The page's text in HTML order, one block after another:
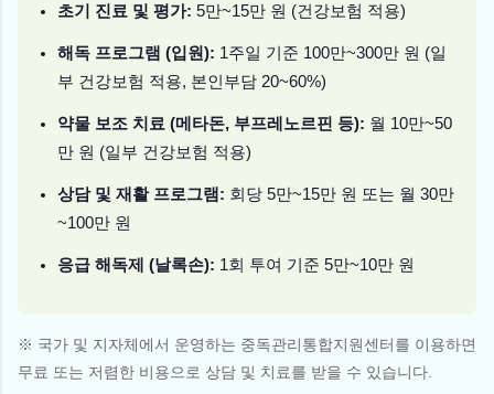
초기 진료 및 평가: 5만~15만 원 (건강보험 적용)
해독 프로그램 (입원): 1주일 기준 100만~300만 원 (일
부 건강보험 적용, 본인부담 20~60%)
약물 보조 치료 (메타돈, 부프레노르핀 등): 월 10만~50
만 원 (일부 건강보험 적용)
상담 및 재활 프로그램: 회당 5만~15만 원 또는 월 30만
~100만 원
응급 해독제 (날록손): 1회 투여 기준 5만~10만 원
※ 국가 및 지자체에서 운영하는 중독관리통합지원센터를 이용하면
무료 또는 저렴한 비용으로 상담 및 치료를 받을 수 있습니다.